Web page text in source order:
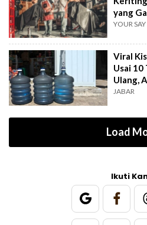
yang
YOUR SAY
Viral
Usai 10
Ulang,
JABAR
Load
Ikuti